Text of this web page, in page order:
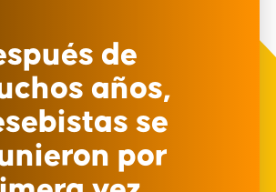
de
años,
se
por